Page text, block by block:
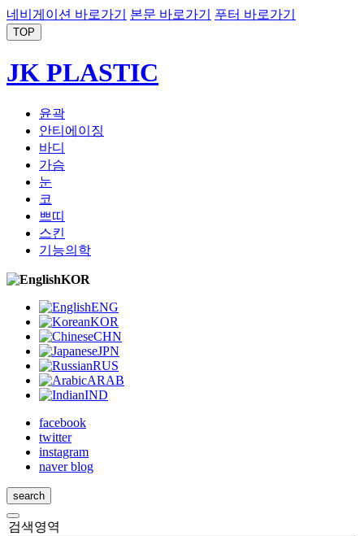
네비게이션 바로가기 본문 바로가기 푸터 바로가기
TOP
JK PLASTIC
윤곽
안티에이징
바디
가슴
눈
코
쁘띠
스킨
기능의학
KOR
ENG
KOR
CHN
JPN
RUS
ARAB
IND
facebook
twitter
instagram
naver blog
search
검색영역